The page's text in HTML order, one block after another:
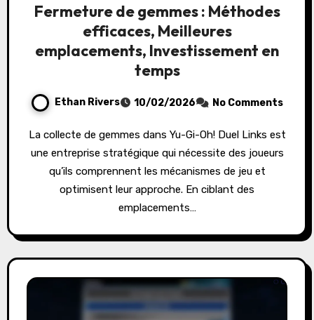
Fermeture de gemmes : Méthodes
efficaces, Meilleures
emplacements, Investissement en
temps
Ethan Rivers 10/02/2026 No Comments
La collecte de gemmes dans Yu-Gi-Oh! Duel Links est
une entreprise stratégique qui nécessite des joueurs
qu’ils comprennent les mécanismes de jeu et
optimisent leur approche. En ciblant des
emplacements…